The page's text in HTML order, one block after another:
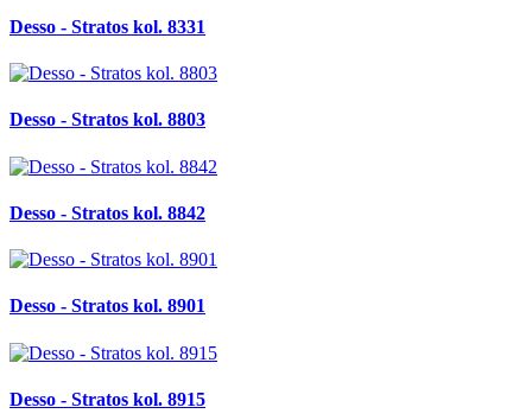
Desso - Stratos kol. 8331
Desso - Stratos kol. 8803
Desso - Stratos kol. 8842
Desso - Stratos kol. 8901
Desso - Stratos kol. 8915